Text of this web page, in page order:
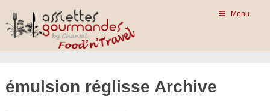
Menu
émulsion réglisse Archive